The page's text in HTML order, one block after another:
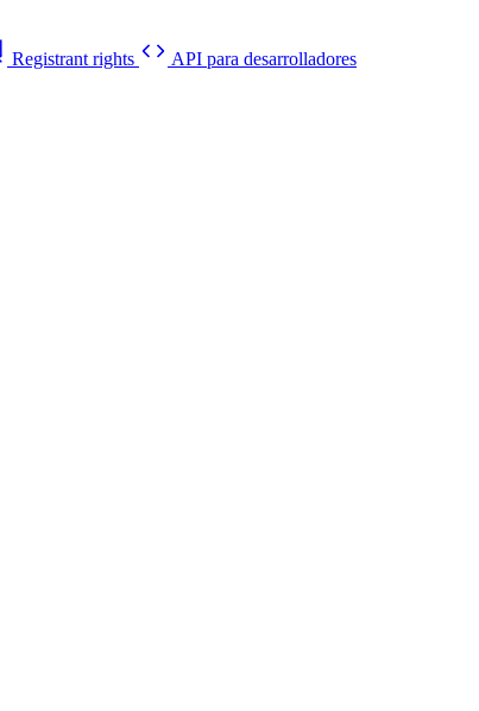
Registrant rights API para desarrolladores